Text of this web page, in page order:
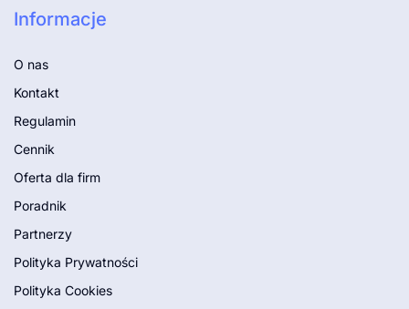
Informacje
O nas
Kontakt
Regulamin
Cennik
Oferta dla firm
Poradnik
Partnerzy
Polityka Prywatności
Polityka Cookies